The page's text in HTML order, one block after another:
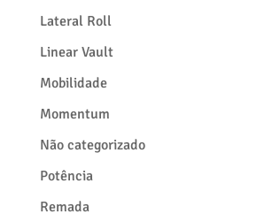
Lateral Roll
Linear Vault
Mobilidade
Momentum
Não categorizado
Potência
Remada